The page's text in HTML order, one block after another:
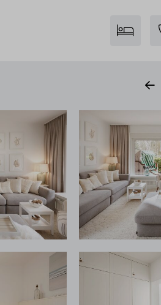
Insel Föhr Exklusiv
04681 7461780
Persönliche Beratung